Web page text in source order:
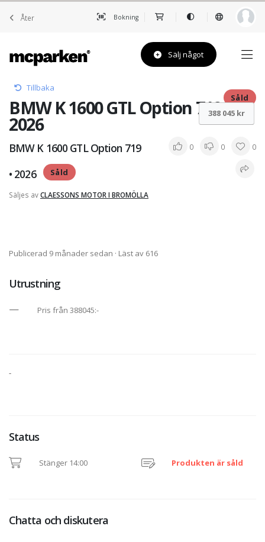
Åter Bokning
Sälj något
Tillbaka
BMW K 1600 GTL Option 719 •
2026
Såld
BMW K 1600 GTL Option 719
• 2026
Såld
0 0 0
Säljes avCLAESSONS MOTOR I BROMÖLLA
388 045 kr
Publicerad 9 månader sedan · Läst av 616
Utrustning
Pris från 388045:-
-
Status
Stänger 14:00 Produkten är såld
Chatta och diskutera